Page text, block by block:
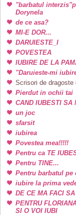
"barbatul
Dorynela
de ce asa?
MI-E DOR...
DARUIESTE_I
POVESTEA
IUBIRE DE LA
"Daruieste-mi
Scrisori de dragoste
Pierdut in ochii tai
CAND IUBESTI SA
un joc
sfarsit
iubirea
Povestea mea!!!!!
Pentru ca TE
Pentru TINE...
Pentru barbatul pe
iubire la prima
DE CE MA FACI
PENTRU
SI O VOI IUBI